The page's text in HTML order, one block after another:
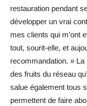
restauration pendant
développer un vrai
mes clients qui m’ont
tout, sourit-elle, et
recommandation. »
des fruits du réseau
salue également tous
permettent de faire